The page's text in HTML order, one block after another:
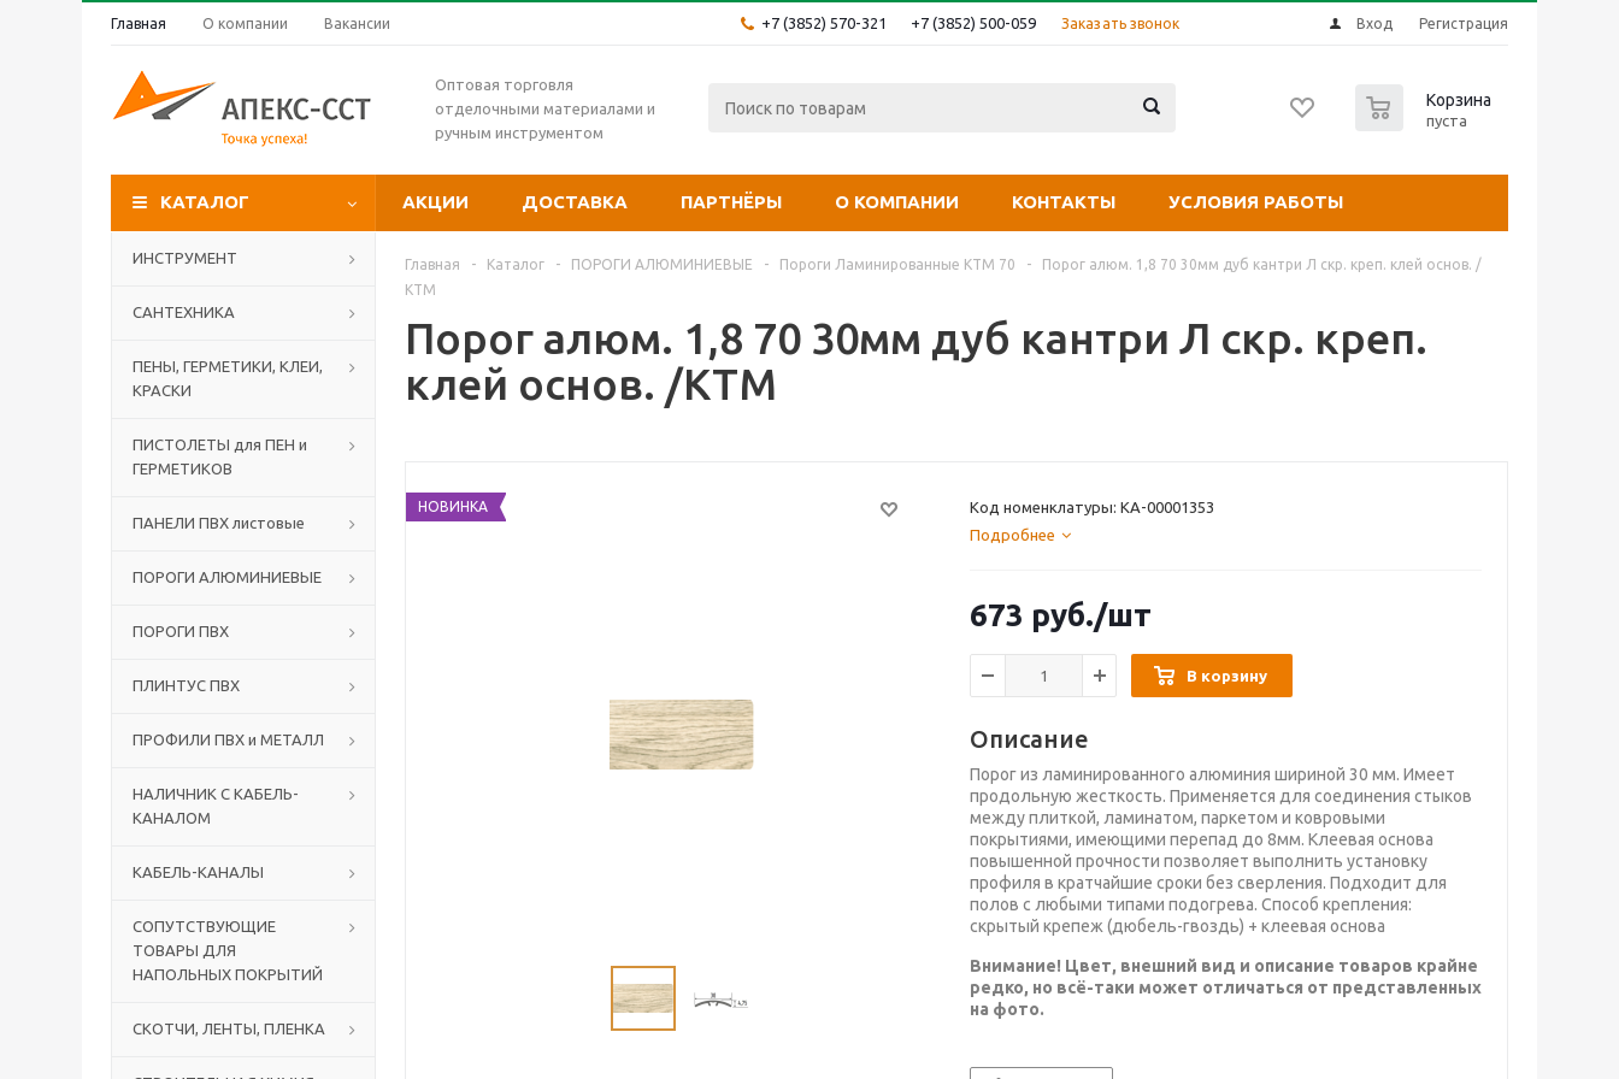
Главная О компании Вакансии +7 (3852) 570-321 +7 (3852) 500-059 Заказать звонок Вход Регистрация
Оптовая торговля
отделочными материалами и
ручным инструментом
Корзина
пуста
КАТАЛОГ АКЦИИ ДОСТАВКА ПАРТНЁРЫ О КОМПАНИИ КОНТАКТЫ УСЛОВИЯ РАБОТЫ
ИНСТРУМЕНТ
САНТЕХНИКА
ПЕНЫ, ГЕРМЕТИКИ, КЛЕИ,
КРАСКИ
ПИСТОЛЕТЫ для ПЕН и
ГЕРМЕТИКОВ
ПАНЕЛИ ПВХ листовые
ПОРОГИ АЛЮМИНИЕВЫЕ
ПОРОГИ ПВХ
ПЛИНТУС ПВХ
ПРОФИЛИ ПВХ и МЕТАЛЛ
НАЛИЧНИК С КАБЕЛЬ-
КАНАЛОМ
КАБЕЛЬ-КАНАЛЫ
СОПУТСТВУЮЩИЕ
ТОВАРЫ ДЛЯ
НАПОЛЬНЫХ ПОКРЫТИЙ
СКОТЧИ, ЛЕНТЫ, ПЛЕНКА
Главная - Каталог - ПОРОГИ АЛЮМИНИЕВЫЕ - Пороги Ламинированные КТМ 70 -
Порог алюм. 1,8 70 30мм дуб кантри Л скр. креп. клей основ. /
КТМ
Порог алюм. 1,8 70 30мм дуб кантри Л скр. креп.
клей основ. /КТМ
НОВИНКА
Код номенклатуры: КА-00001353
Подробнее
673 руб./шт
В корзину
Описание
Порог из ламинированного алюминия шириной 30 мм. Имеет
продольную жесткость. Применяется для соединения стыков
между плиткой, ламинатом, паркетом и ковровыми
покрытиями, имеющими перепад до 8мм. Клеевая основа
повышенной прочности позволяет выполнить установку
профиля в кратчайшие сроки без сверления. Подходит для
полов с любыми типами подогрева. Способ крепления:
скрытый крепеж (дюбель-гвоздь) + клеевая основа
Внимание! Цвет, внешний вид и описание товаров крайне
редко, но всё-таки может отличаться от представленных
на фото.